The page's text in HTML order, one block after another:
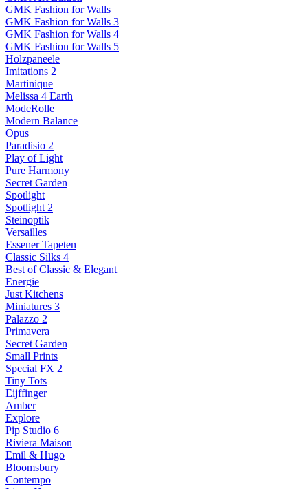
GMK Fashion for Walls
GMK Fashion for Walls 3
GMK Fashion for Walls 4
GMK Fashion for Walls 5
Holzpaneele
Imitations 2
Martinique
Melissa 4 Earth
ModeRolle
Modern Balance
Opus
Paradisio 2
Play of Light
Pure Harmony
Secret Garden
Spotlight
Spotlight 2
Steinoptik
Versailles
Essener Tapeten
Classic Silks 4
Best of Classic & Elegant
Energie
Just Kitchens
Miniatures 3
Palazzo 2
Primavera
Secret Garden
Small Prints
Special FX 2
Tiny Tots
Eijffinger
Amber
Explore
Pip Studio 6
Riviera Maison
Emil & Hugo
Bloomsbury
Contempo